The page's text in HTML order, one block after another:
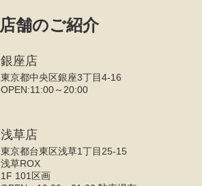
店舗のご紹介
銀座店
東京都中央区銀座3丁目4‐16
OPEN:11:00～20:00
浅草店
東京都台東区浅草1丁目25-15
浅草ROX
1F 101区画